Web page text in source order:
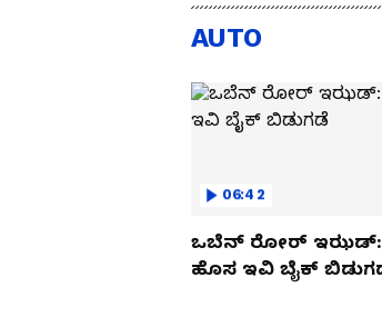
AUTO
06:42
ಒಬೆನ್ ರೋರ್ ಇಝಡ್:
ಹೊಸ ಇವಿ ಬೈಕ್